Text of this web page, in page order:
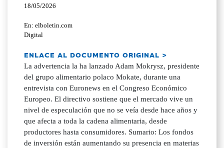
18/05/2026
En: elboletin.com
Digital
ENLACE AL DOCUMENTO ORIGINAL >
La advertencia la ha lanzado Adam Mokrysz, presidente
del grupo alimentario polaco Mokate, durante una
entrevista con Euronews en el Congreso Económico
Europeo. El directivo sostiene que el mercado vive un
nivel de especulación que no se veía desde hace años y
que afecta a toda la cadena alimentaria, desde
productores hasta consumidores. Sumario: Los fondos
de inversión están aumentando su presencia en materias